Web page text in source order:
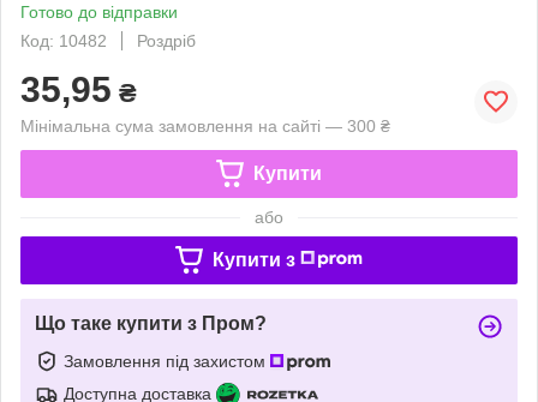
Готово до відправки
Код: 10482
Роздріб
35,95 ₴
Мінімальна сума замовлення на сайті — 300 ₴
Купити
або
Купити з
Що таке купити з Пром?
Замовлення під захистом
Доступна доставка